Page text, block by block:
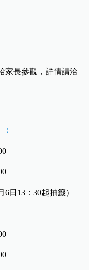
家長參觀，詳情請洽
6日13：30起抽籤）